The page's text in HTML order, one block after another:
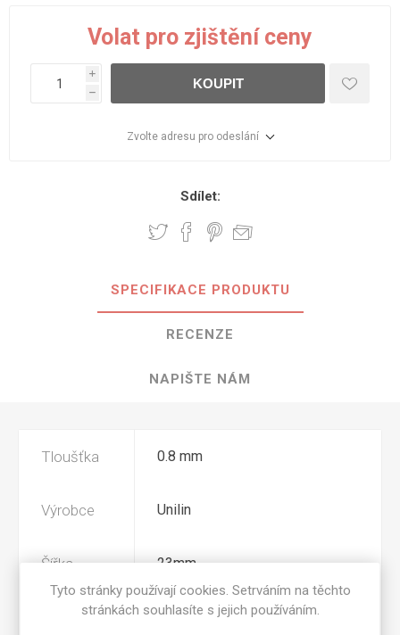
Volat pro zjištění ceny
i
h
KOUPIT
Zvolte adresu pro odeslání
Sdílet:
SPECIFIKACE PRODUKTU
RECENZE
NAPIŠTE NÁM
Tloušťka 0.8 mm
Výrobce Unilin
Šířka 23mm
Povrchová
Tyto stránky používají cookies. Setrváním na těchto
stránkách souhlasíte s jejich používáním.